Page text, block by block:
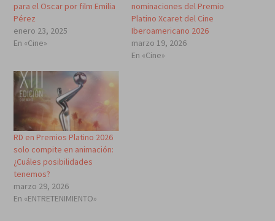
para el Oscar por film Emilia
Pérez
enero 23, 2025
En «Cine»
nominaciones del Premio
Platino Xcaret del Cine
Iberoamericano 2026
marzo 19, 2026
En «Cine»
RD en Premios Platino 2026
solo compite en animación:
¿Cuáles posibilidades
tenemos?
marzo 29, 2026
En «ENTRETENIMIENTO»